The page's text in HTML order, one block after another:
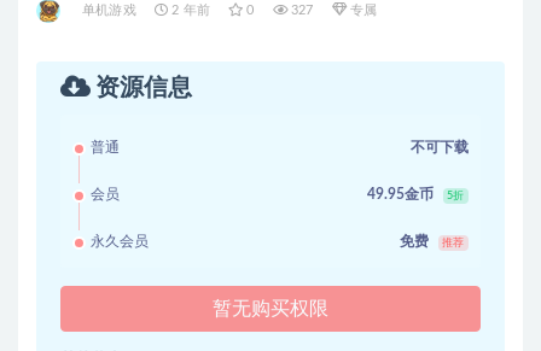
单机游戏 2 年前 0 327 专属
资源信息
普通 不可下载
会员 49.95金币 5折
永久会员 免费 推荐
暂无购买权限